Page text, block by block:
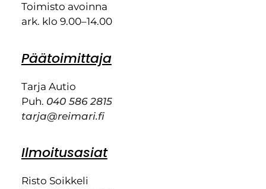
Toimisto avoinna
ark. klo 9.00–14.00
Päätoimittaja
Tarja Autio
Puh. 040 586 2815
tarja@reimari.fi
Ilmoitusasiat
Risto Soikkeli